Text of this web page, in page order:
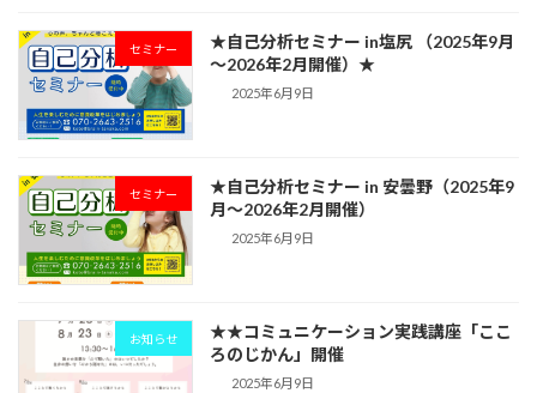
セミナー
★自己分析セミナー in塩尻 （2025年9月
～2026年2月開催）★
2025年6月9日
セミナー
★自己分析セミナー in 安曇野（2025年9
月〜2026年2月開催）
2025年6月9日
お知らせ
★★コミュニケーション実践講座「ここ
ろのじかん」開催
2025年6月9日